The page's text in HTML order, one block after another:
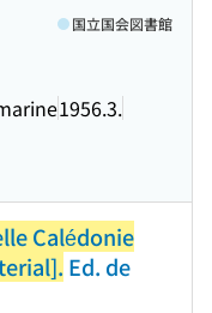
1956.3.
国立国会図書館
Calédonie
Ed. de